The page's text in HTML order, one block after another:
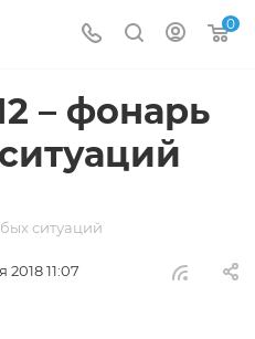
0
– фонарь
ситуаций
11:07